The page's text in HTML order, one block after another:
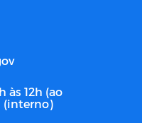
às 12h (ao
(interno)